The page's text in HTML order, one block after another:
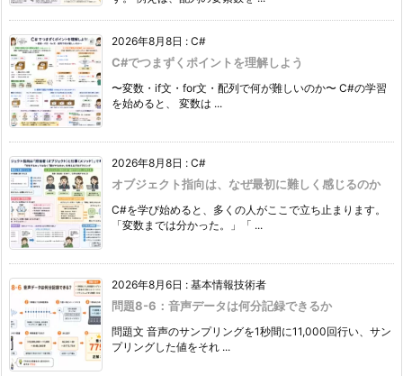
2026年8月8日 : C#
C#でつまずくポイントを理解しよう
〜変数・if文・for文・配列で何が難しいのか〜 C#の学習
を始めると、 変数は ...
2026年8月8日 : C#
オブジェクト指向は、なぜ最初に難しく感じるのか
C#を学び始めると、多くの人がここで立ち止まります。
「変数までは分かった。」「 ...
2026年8月6日 : 基本情報技術者
問題8-6：音声データは何分記録できるか
問題文 音声のサンプリングを1秒間に11,000回行い、サン
プリングした値をそれ ...